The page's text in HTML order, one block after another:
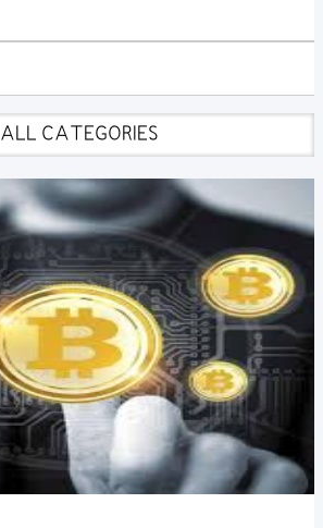
ALL CATEGORIES